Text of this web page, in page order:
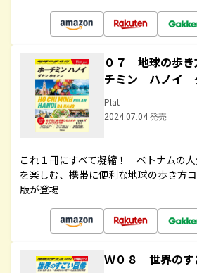
０７ 地球の歩
チミン ハノイ
Plat
2024.07.04 発売
これ１冊にすべて凝縮！ ベトナムの
を楽しむ、携帯に便利な地球の歩き方
版が登場
Ｗ０８ 世界の